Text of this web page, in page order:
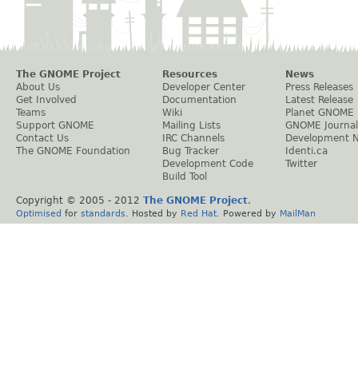
The GNOME Project
About Us
Get Involved
Teams
Support GNOME
Contact Us
The GNOME Foundation
Resources
Developer Center
Documentation
Wiki
Mailing Lists
IRC Channels
Bug Tracker
Development Code
Build Tool
News
Press Releases
Latest Release
Planet GNOME
GNOME Journal
Development
Identi.ca
Twitter
Copyright © 2005 - 2012 The GNOME Project.
Optimised for standards . Hosted by Red Hat . Powered by MailMan